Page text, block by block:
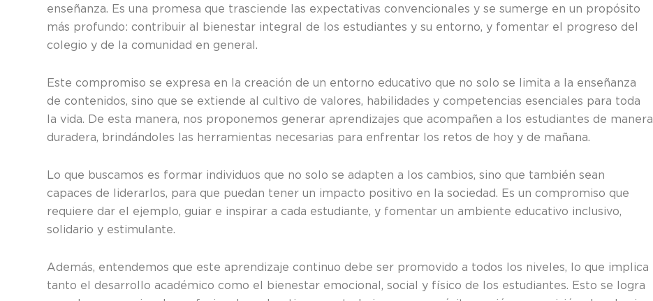
enseñanza. Es una promesa que trasciende las expectativas convencionales y se sumerge en un propósito
más profundo: contribuir al bienestar integral de los estudiantes y su entorno, y fomentar el progreso del
colegio y de la comunidad en general.
Este compromiso se expresa en la creación de un entorno educativo que no solo se limita a la enseñanza
de contenidos, sino que se extiende al cultivo de valores, habilidades y competencias esenciales para toda
la vida. De esta manera, nos proponemos generar aprendizajes que acompañen a los estudiantes de manera
duradera, brindándoles las herramientas necesarias para enfrentar los retos de hoy y de mañana.
Lo que buscamos es formar individuos que no solo se adapten a los cambios, sino que también sean
capaces de liderarlos, para que puedan tener un impacto positivo en la sociedad. Es un compromiso que
requiere dar el ejemplo, guiar e inspirar a cada estudiante, y fomentar un ambiente educativo inclusivo,
solidario y estimulante.
Además, entendemos que este aprendizaje continuo debe ser promovido a todos los niveles, lo que implica
tanto el desarrollo académico como el bienestar emocional, social y físico de los estudiantes. Esto se logra